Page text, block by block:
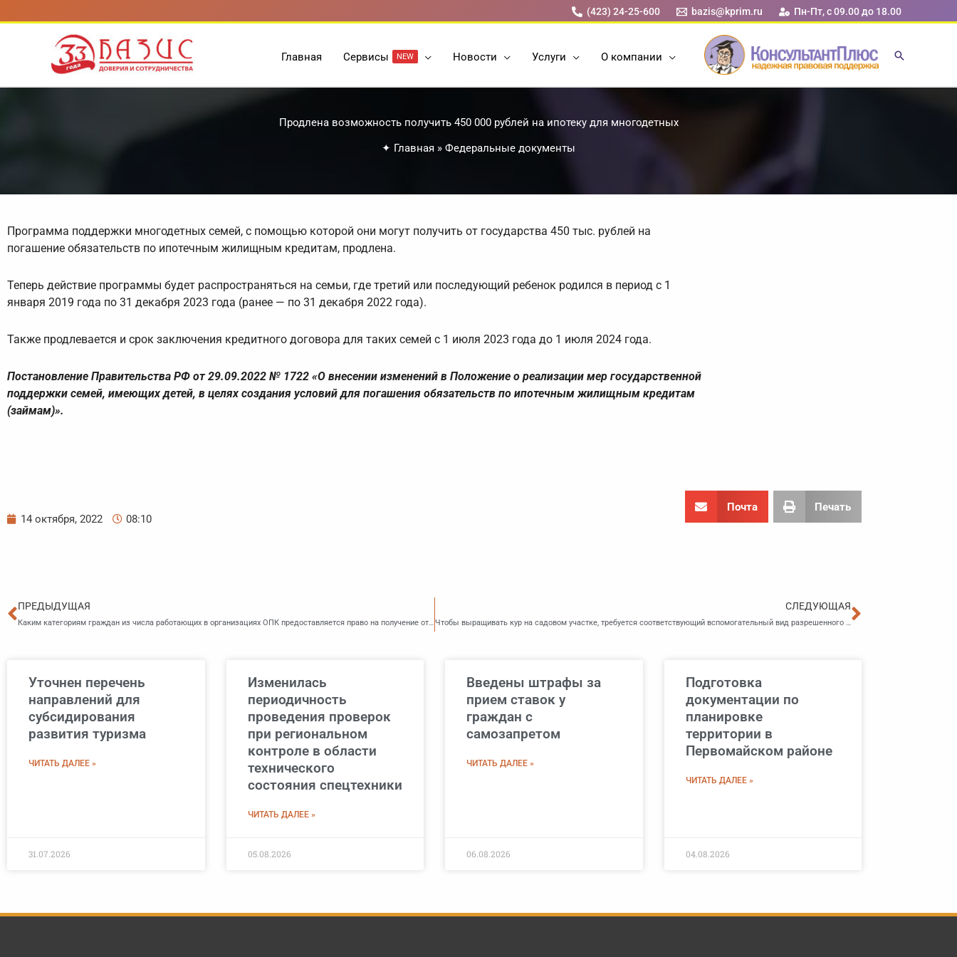
к
содержимому
(423) 24-25-600 bazis@kprim.ru Пн-Пт, с 09.00 до 18.00
Главная Cервисы NEW Новости Услуги О компании
Продлена возможность получить 450 000 рублей на ипотеку для многодетных
✦ Главная » Федеральные документы
Программа поддержки многодетных семей, с помощью которой они могут получить от государства 450 тыс. рублей на
погашение обязательств по ипотечным жилищным кредитам, продлена.
Теперь действие программы будет распространяться на семьи, где третий или последующий ребенок родился в период с 1
января 2019 года по 31 декабря 2023 года (ранее — по 31 декабря 2022 года).
Также продлевается и срок заключения кредитного договора для таких семей с 1 июля 2023 года до 1 июля 2024 года.
Постановление Правительства РФ от 29.09.2022 № 1722 «О внесении изменений в Положение о реализации мер государственной
поддержки семей, имеющих детей, в целях создания условий для погашения обязательств по ипотечным жилищным кредитам
(займам)».
14 октября, 2022 08:10
Почта Печать
Пред
ПРЕДЫДУЩАЯ
Каким категориям граждан из числа работающих в организациях ОПК предоставляется право на получение отсрочки от мобилизации
СЛЕДУЮЩАЯ
Чтобы выращивать кур на садовом участке, требуется соответствующий вспомогательный вид разрешенного использования
Уточнен перечень
направлений для
субсидирования
развития туризма
ЧИТАТЬ ДАЛЕЕ »
31.07.2026
Изменилась
периодичность
проведения проверок
при региональном
контроле в области
технического
состояния спецтехники
ЧИТАТЬ ДАЛЕЕ »
05.08.2026
Введены штрафы за
прием ставок у
граждан с
самозапретом
ЧИТАТЬ ДАЛЕЕ »
06.08.2026
Подготовка
документации по
планировке
территории в
Первомайском районе
ЧИТАТЬ ДАЛЕЕ »
04.08.2026